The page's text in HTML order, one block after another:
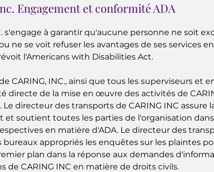
Engagement et conformité ADA
s'engage à garantir qu'aucune personne ne soit
ne se voit refuser les avantages de ses services
l'Americans with Disabilities Act.
CARING, INC., ainsi que tous les superviseurs et
directe de la mise en œuvre des activités de
Le directeur des transports de CARING INC assure
et soutient toutes les parties de l'organisation
en matière d'ADA. Le directeur des
bureaux appropriés les enquêtes sur les plaintes
plan dans la réponse aux demandes
de CARING INC en matière de droits civils.